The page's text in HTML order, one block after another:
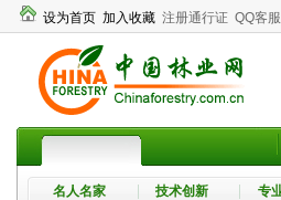
设为首页 加入收藏 注册通行证 QQ客服
名人名家 技术创新 专